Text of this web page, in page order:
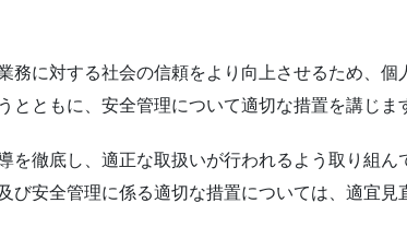
に対する社会の信頼をより向上させるため、個
ともに、安全管理について適切な措置を講じま
徹底し、適正な取扱いが行われるよう取り組ん
安全管理に係る適切な措置については、適宜見